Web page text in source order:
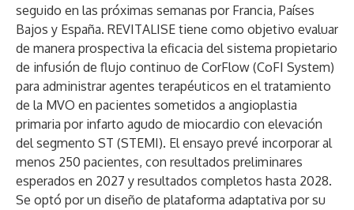
seguido en las próximas semanas por Francia, Países
Bajos y España. REVITALISE tiene como objetivo evaluar
de manera prospectiva la eficacia del sistema propietario
de infusión de flujo continuo de CorFlow (CoFI System)
para administrar agentes terapéuticos en el tratamiento
de la MVO en pacientes sometidos a angioplastia
primaria por infarto agudo de miocardio con elevación
del segmento ST (STEMI). El ensayo prevé incorporar al
menos 250 pacientes, con resultados preliminares
esperados en 2027 y resultados completos hasta 2028.
Se optó por un diseño de plataforma adaptativa por su